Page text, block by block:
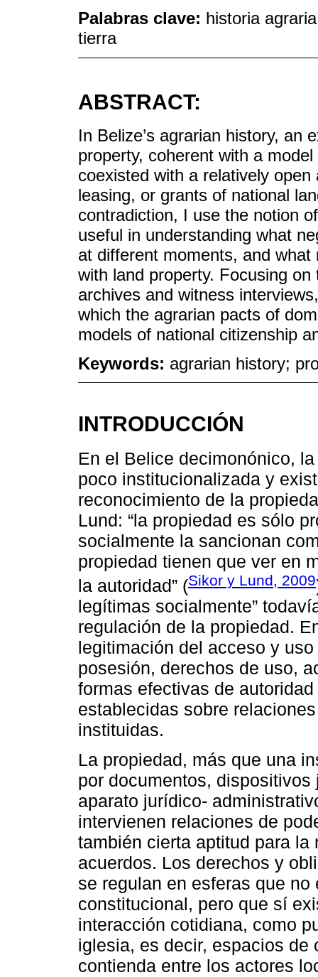
Palabras clave: historia
tierra
ABSTRACT:
In Belize’s agrarian history, an
property, coherent with a
coexisted with a relatively
leasing, or grants of national
contradiction, I use the notion
useful in understanding what
at different moments, and
with land property. Focusing
archives and witness
which the agrarian pacts of
models of national citizenship
Keywords: agrarian history;
INTRODUCCIÓN
En el Belice decimonónico,
poco institucionalizada y
reconocimiento de la
Lund: “la propiedad es sólo
socialmente la sancionan
propiedad tienen que ver en
la autoridad” (Sikor y Lund, 2009
legítimas socialmente”
regulación de la propiedad.
legitimación del acceso y
posesión, derechos de uso,
formas efectivas de
establecidas sobre
instituidas.
La propiedad, más que una
por documentos,
aparato jurídico-
intervienen relaciones de
también cierta aptitud para
acuerdos. Los derechos y
se regulan en esferas que
constitucional, pero que sí
interacción cotidiana, como
iglesia, es decir, espacios de
contienda entre los actores